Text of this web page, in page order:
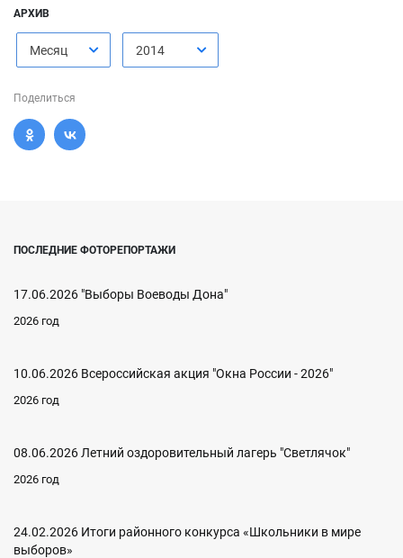
АРХИВ
Месяц 2014
Поделиться
ПОСЛЕДНИЕ ФОТОРЕПОРТАЖИ
17.06.2026 "Выборы Воеводы Дона"
2026 год
10.06.2026 Всероссийская акция "Окна России - 2026"
2026 год
08.06.2026 Летний оздоровительный лагерь "Светлячок"
2026 год
24.02.2026 Итоги районного конкурса «Школьники в мире
выборов»